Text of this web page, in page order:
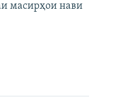
масирҳои нави